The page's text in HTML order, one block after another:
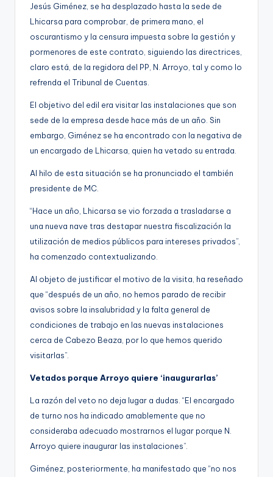
Jesús Giménez, se ha desplazado hasta la sede de
Lhicarsa para comprobar, de primera mano, el
oscurantismo y la censura impuesta sobre la gestión y
pormenores de este contrato, siguiendo las directrices,
claro está, de la regidora del PP, N. Arroyo, tal y como lo
refrenda el Tribunal de Cuentas.
El objetivo del edil era visitar las instalaciones que son
sede de la empresa desde hace más de un año. Sin
embargo, Giménez se ha encontrado con la negativa de
un encargado de Lhicarsa, quien ha vetado su entrada.
Al hilo de esta situación se ha pronunciado el también
presidente de MC.
“Hace un año, Lhicarsa se vio forzada a trasladarse a
una nueva nave tras destapar nuestra fiscalización la
utilización de medios públicos para intereses privados”,
ha comenzado contextualizando.
Al objeto de justificar el motivo de la visita, ha reseñado
que “después de un año, no hemos parado de recibir
avisos sobre la insalubridad y la falta general de
condiciones de trabajo en las nuevas instalaciones
cerca de Cabezo Beaza, por lo que hemos querido
visitarlas”.
Vetados porque Arroyo quiere ‘inaugurarlas’
La razón del veto no deja lugar a dudas. “El encargado
de turno nos ha indicado amablemente que no
consideraba adecuado mostrarnos el lugar porque N.
Arroyo quiere inaugurar las instalaciones”.
Giménez, posteriormente, ha manifestado que “no nos